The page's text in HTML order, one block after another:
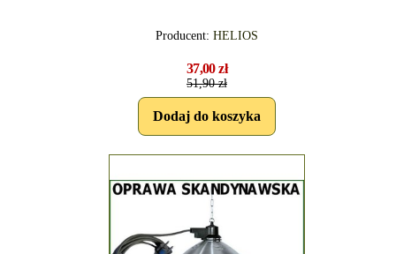
Producent: HELIOS
37,00 zł
51,90 zł